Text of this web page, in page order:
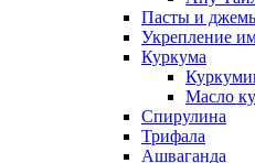
Пасты и
Укрепление
Куркума
Масло
Спирулина
Трифала
Ашваганда